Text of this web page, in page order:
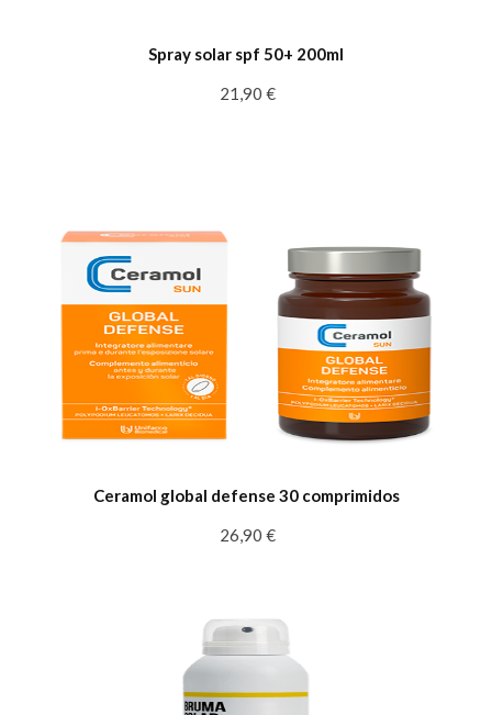
Spray solar spf 50+ 200ml
21,90 €
Ceramol global defense 30 comprimidos
26,90 €